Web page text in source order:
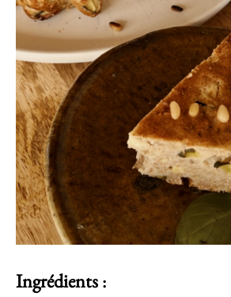
Ingrédients :